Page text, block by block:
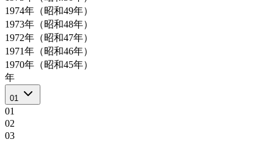
1974年（昭和49年）
1973年（昭和48年）
1972年（昭和47年）
1971年（昭和46年）
1970年（昭和45年）
年
01
01
02
03